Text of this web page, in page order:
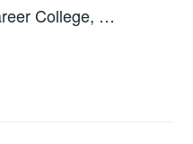
College, …